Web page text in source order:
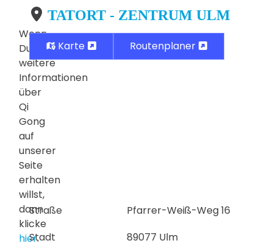
Wenn
Du
weitere
Informationen
über
Qi
Gong
auf
unserer
Seite
erhalten
willst,
dann
klicke
hier.
TATORT - ZENTRUM ULM
Karte Routenplaner
Straße
Pfarrer-Weiß-Weg 16
Stadt
89077 Ulm